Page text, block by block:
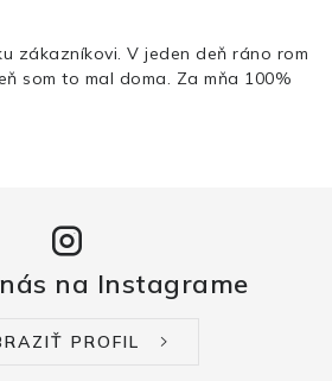
zákazníkovi. V jeden deň ráno rom
som to mal doma. Za mňa 100%
na Instagrame
PROFIL